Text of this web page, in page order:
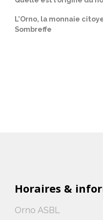
L’Orno, la monnaie
Sombreffe
Horaires &
Orno ASBL